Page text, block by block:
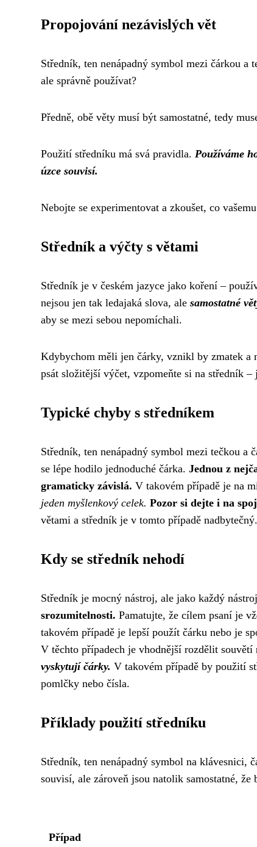
Propojování nezávislých vět
Středník, ten nenápadný symbol mezi čárkou
ale správně používat?
Předně, obě věty musí být samostatné, tedy
Použití středníku má svá pravidla. Používáme
úzce souvisí.
Nebojte se experimentovat a zkoušet, co
Středník a výčty s větami
Středník je v českém jazyce jako koření –
nejsou jen tak ledajaká slova, ale samostatné
aby se mezi sebou nepomíchali.
Kdybychom měli jen čárky, vznikl by zmatek a
psát složitější výčet, vzpomeňte si na středník
Typické chyby s středníkem
Středník, ten nenápadný symbol mezi tečkou a
se lépe hodilo jednoduché čárka. Jednou z
gramaticky závislá. V takovém případě je na
jeden myšlenkový celek. Pozor si dejte i na
větami a středník je v tomto případě
Kdy se středník nehodí
Středník je mocný nástroj, ale jako každý
srozumitelnosti. Pamatujte, že cílem psaní je
takovém případě je lepší použít čárku nebo je
V těchto případech je vhodnější rozdělit souvětí
vyskytují čárky. V takovém případě by použití
pomlčky nebo čísla.
Příklady použití středníku
Středník, ten nenápadný symbol na klávesnici,
souvisí, ale zároveň jsou natolik samostatné,
Případ